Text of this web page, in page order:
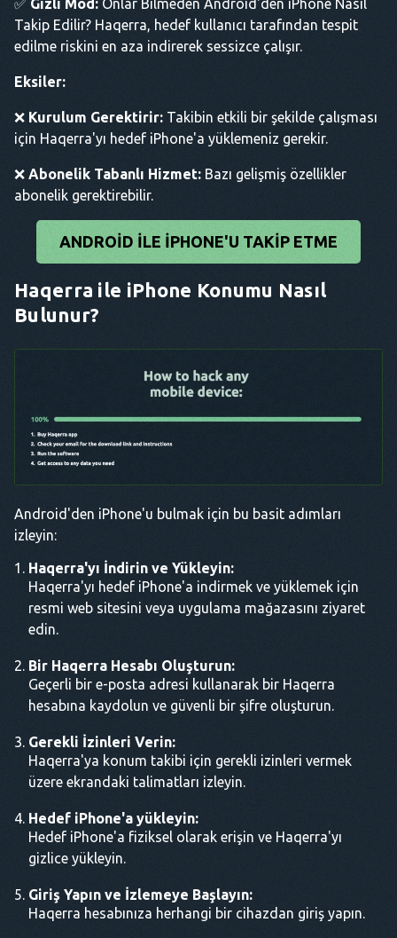
✅ Gizli Mod: Onlar Bilmeden Android'den iPhone Nasıl
Takip Edilir? Haqerra, hedef kullanıcı tarafından tespit
edilme riskini en aza indirerek sessizce çalışır.
Eksiler:
❌ Kurulum Gerektirir: Takibin etkili bir şekilde çalışması
için Haqerra'yı hedef iPhone'a yüklemeniz gerekir.
❌ Abonelik Tabanlı Hizmet: Bazı gelişmiş özellikler
abonelik gerektirebilir.
ANDROID ILE IPHONE'U TAKIP ETME
Haqerra ile iPhone Konumu Nasıl
Bulunur?
Android'den iPhone'u bulmak için bu basit adımları
izleyin:
Haqerra'yı İndirin ve Yükleyin:
Haqerra'yı hedef iPhone'a indirmek ve yüklemek için
resmi web sitesini veya uygulama mağazasını ziyaret
edin.
Bir Haqerra Hesabı Oluşturun:
Geçerli bir e-posta adresi kullanarak bir Haqerra
hesabına kaydolun ve güvenli bir şifre oluşturun.
Gerekli İzinleri Verin:
Haqerra'ya konum takibi için gerekli izinleri vermek
üzere ekrandaki talimatları izleyin.
Hedef iPhone'a yükleyin:
Hedef iPhone'a fiziksel olarak erişin ve Haqerra'yı
gizlice yükleyin.
Giriş Yapın ve İzlemeye Başlayın:
Haqerra hesabınıza herhangi bir cihazdan giriş yapın.